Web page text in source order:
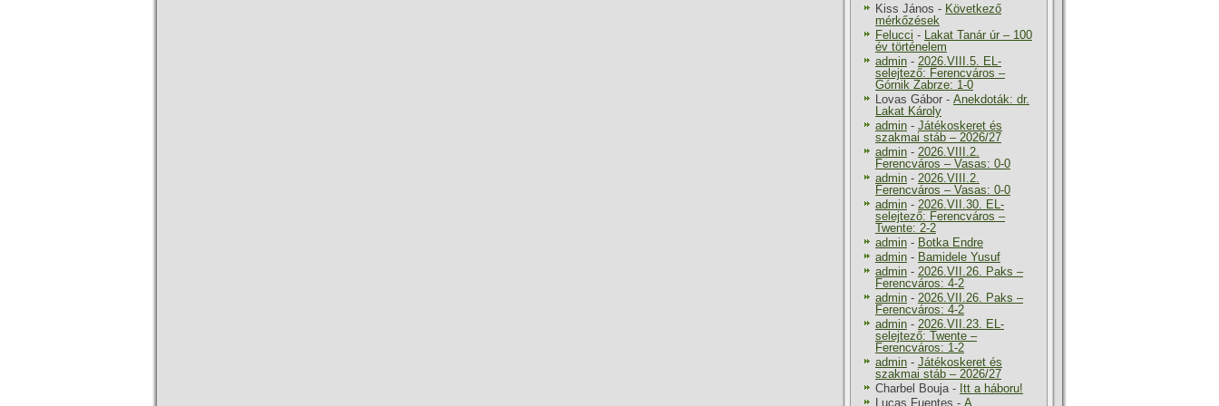
Kiss János - Következő
mérkőzések
Felucci - Lakat Tanár úr – 100
év történelem
admin - 2026.VIII.5. EL-
selejtező: Ferencváros –
Górnik Zabrze: 1-0
Lovas Gábor - Anekdoták: dr.
Lakat Károly
admin - Játékoskeret és
szakmai stáb – 2026/27
admin - 2026.VIII.2.
Ferencváros – Vasas: 0-0
admin - 2026.VIII.2.
Ferencváros – Vasas: 0-0
admin - 2026.VII.30. EL-
selejtező: Ferencváros –
Twente: 2-2
admin - Botka Endre
admin - Bamidele Yusuf
admin - 2026.VII.26. Paks –
Ferencváros: 4-2
admin - 2026.VII.26. Paks –
Ferencváros: 4-2
admin - 2026.VII.23. EL-
selejtező: Twente –
Ferencváros: 1-2
admin - Játékoskeret és
szakmai stáb – 2026/27
Charbel Bouja- Itt a háboru!
Lucas Fuentes - A